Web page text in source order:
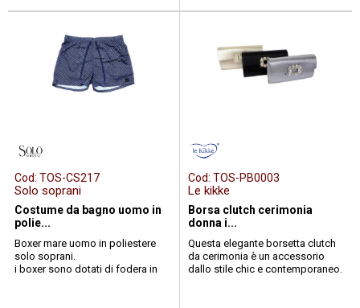
Cod: TOS-CS217
Solo soprani
Costume da bagno uomo in
polie...
Boxer mare uomo in poliestere
solo soprani.
i boxer sono dotati di fodera in
Cod: TOS-PB0003
Le kikke
Borsa clutch cerimonia
donna i...
Questa elegante borsetta clutch
da cerimonia è un accessorio
dallo stile chic e contemporaneo.